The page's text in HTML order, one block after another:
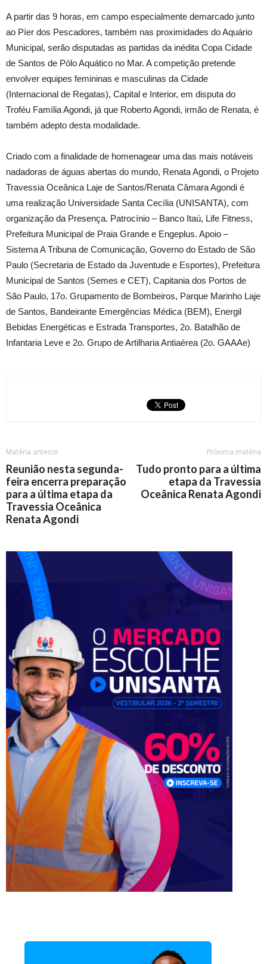
A partir das 9 horas, em campo especialmente demarcado junto
ao Píer dos Pescadores, também nas proximidades do Aquário
Municipal, serão disputadas as partidas da inédita Copa Cidade
de Santos de Pólo Aquático no Mar. A competição pretende
envolver equipes femininas e masculinas da Cidade
(Internacional de Regatas), Capital e Interior, em disputa do
Troféu Família Agondi, já que Roberto Agondi, irmão de Renata, é
também adepto desta modalidade.
Criado com a finalidade de homenagear uma das mais notáveis
nadadoras de águas abertas do mundo, Renata Agondi, o Projeto
Travessia Oceânica Laje de Santos/Renata Câmara Agondi é
uma realização Universidade Santa Cecília (UNISANTA), com
organização da Presença. Patrocínio – Banco Itaú, Life Fitness,
Prefeitura Municipal de Praia Grande e Engeplus. Apoio –
Sistema A Tribuna de Comunicação, Governo do Estado de São
Paulo (Secretaria de Estado da Juventude e Esportes), Prefeitura
Municipal de Santos (Semes e CET), Capitania dos Portos de
São Paulo, 17o. Grupamento de Bombeiros, Parque Marinho Laje
de Santos, Bandeirante Emergências Médica (BEM), Energil
Bebidas Energéticas e Estrada Transportes, 2o. Batalhão de
Infantaria Leve e 2o. Grupo de Artilharia Antiaérea (2o. GAAAe)
Matéria anterior
Reunião nesta segunda-
feira encerra preparação
para a última etapa da
Travessia Oceânica
Renata Agondi
Próxima matéria
Tudo pronto para a última
etapa da Travessia
Oceânica Renata Agondi